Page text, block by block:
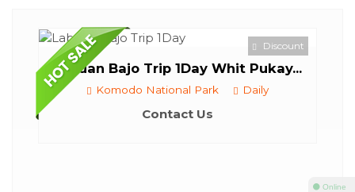
Whit Pukay...
Daily
Discount
⚫ Online